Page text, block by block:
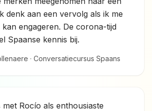
denk aan een vervolg als ik me
engageren. De corona-tijd
Spaanse kennis bij.
· Conversatiecursus Spaans
Rocío als enthousiaste